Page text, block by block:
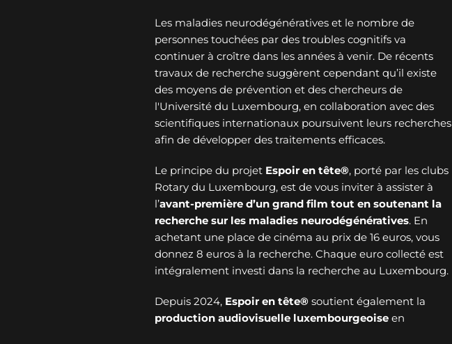
Les maladies neurodégénératives et le nombre de
personnes touchées par des troubles cognitifs va
continuer à croître dans les années à venir. De récents
travaux de recherche suggèrent cependant qu’il existe
des moyens de prévention et des chercheurs de
l'Université du Luxembourg, en collaboration avec des
scientifiques internationaux poursuivent leurs recherches
afin de développer des traitements efficaces.
Le principe du projet Espoir en tête®, porté par les clubs
Rotary du Luxembourg, est de vous inviter à assister à
l’avant-première d’un grand film tout en soutenant la
recherche sur les maladies neurodégénératives. En
achetant une place de cinéma au prix de 16 euros, vous
donnez 8 euros à la recherche. Chaque euro collecté est
intégralement investi dans la recherche au Luxembourg.
Depuis 2024, Espoir en tête® soutient également la
production audiovisuelle luxembourgeoise en